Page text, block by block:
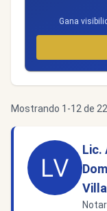
Gana
Mostrando 1-12 de
Lic.